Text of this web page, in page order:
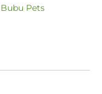
Bubu Pets